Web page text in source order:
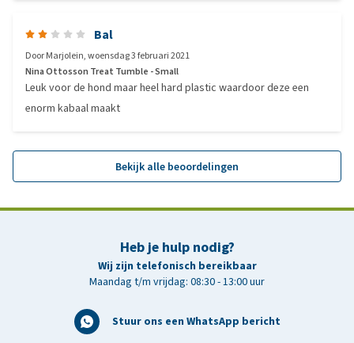
Bal
DoorMarjolein,woensdag 3 februari 2021
Nina Ottosson Treat Tumble - Small
Leuk voor de hond maar heel hard plastic waardoor deze een
enorm kabaal maakt
Bekijk alle beoordelingen
Heb je hulp nodig?
Wij zijn telefonisch bereikbaar
Maandag t/m vrijdag: 08:30 - 13:00 uur
Stuur ons een WhatsApp bericht